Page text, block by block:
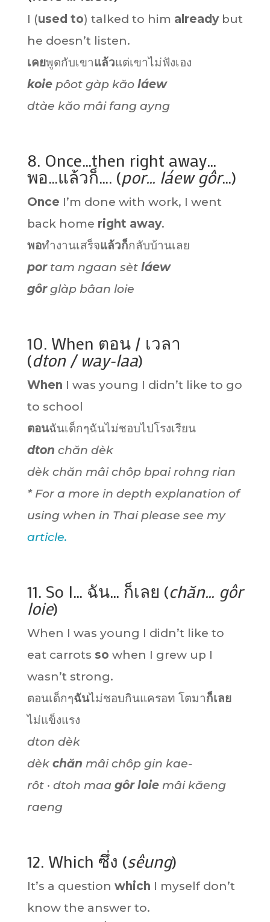
I (used to) talked to him alreadybut
he doesn’t listen.
เคยพูดกับเขาแล้วแต่เขาไม่ฟังเอง
koiepôot gàp kăo láew
dtàe kăo mâi fang ayng
8. Once…then right away…
พอ…แล้วก็…. (por… láew gôr…)
Once I’m done with work, I went
back home right away.
พอทำงานเสร็จแล้วก็กลับบ้านเลย
portam ngaan sèt láew
gôrglàp bâan loie
10. When ตอน / เวลา
(dton / way-laa)
When I was young I didn’t like to go
to school
ตอนฉันเด็กๆฉันไม่ชอบไปโรงเรียน
dton chăn dèk
dèk chăn mâi chôp bpai rohng rian
* For a more in depth explanation of
using when in Thai please see my
article.
11. So I… ฉัน… ก็เลย (chăn… gôr
loie)
When I was young I didn’t like to
eat carrots so when I grew up I
wasn’t strong.
ตอนเด็กๆฉันไม่ชอบกินแครอท โตมาก็เลย
ไม่แข็งแรง
dton dèk
dèk chăn mâi chôp gin kae-
rôt · dtoh maa gôr loiemâi kăeng
raeng
12. Which ซึ่ง (sêung)
It’s a question which I myself don’t
know the answer to.